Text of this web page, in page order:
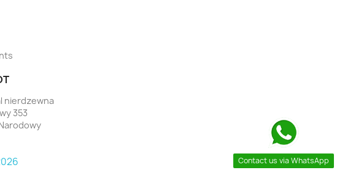
Contact us via WhatsApp
nierdzewna
353